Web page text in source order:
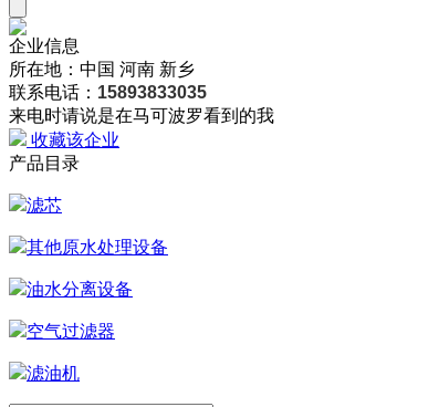
企业信息
所在地：中国 河南 新乡
联系电话： 15893833035
来电时请说是在马可波罗看到的我
收藏该企业
产品目录
滤芯
其他原水处理设备
油水分离设备
空气过滤器
滤油机